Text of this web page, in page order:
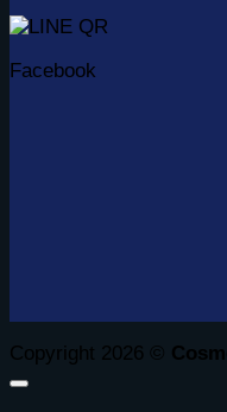
Facebook
Copyright 2026 ©